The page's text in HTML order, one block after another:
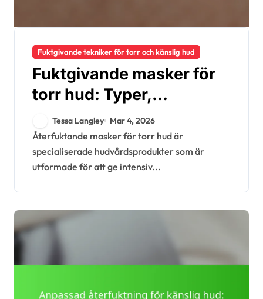
Fuktgivande tekniker för torr och känslig hud
Fuktgivande masker för
torr hud: Typer,
Effektivitet, Tillämpning
Tessa Langley Mar 4, 2026
Återfuktande masker för torr hud är
specialiserade hudvårdsprodukter som är
utformade för att ge intensiv...